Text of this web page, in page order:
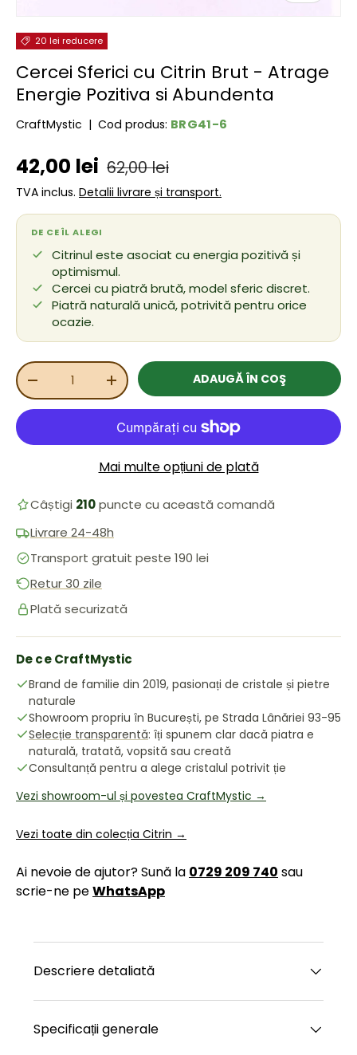
20 lei reducere
Cercei Sferici cu Citrin Brut - Atrage
Energie Pozitiva si Abundenta
CraftMystic | Cod produs: BRG41-6
Preț de vânzare
42,00 lei Preț obișnuit
62,00 lei
TVA inclus. Detalii livrare și transport.
DE CE ÎL ALEGI
Citrinul este asociat cu energia pozitivă și
optimismul.
Cercei cu piatră brută, model sferic discret.
Piatră naturală unică, potrivită pentru orice
ocazie.
Cant.
REDUCEȚI CANTITATEAMĂRIȚI CANTITATEAADAUGĂ ÎN COŞ
Mai multe opțiuni de plată
Câștigi 210puncte cu această comandă
Livrare 24-48h
Transport gratuit peste 190 lei
Retur 30 zile
Plată securizată
De ce CraftMystic
Brand de familie din 2019, pasionați de cristale și pietre
naturale
Showroom propriu în București, pe Strada Lânăriei 93-95
Selecție transparentă: îți spunem clar dacă piatra e
naturală, tratată, vopsită sau creată
Consultanță pentru a alege cristalul potrivit ție
Vezi showroom-ul și povestea CraftMystic →
Vezi toate din colecția Citrin →
Ai nevoie de ajutor? Sună la 0729 209 740 sau
scrie-ne peWhatsApp
Descriere detaliată
Specificații generale